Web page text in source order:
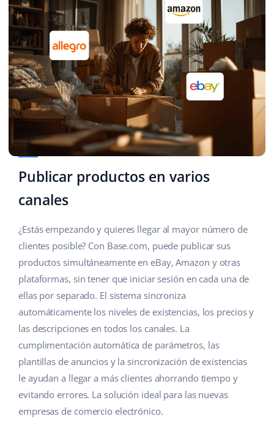
Publicar productos en varios
canales
¿Estás empezando y quieres llegar al mayor número de
clientes posible? Con Base.com, puede publicar sus
productos simultáneamente en eBay, Amazon y otras
plataformas, sin tener que iniciar sesión en cada una de
ellas por separado. El sistema sincroniza
automáticamente los niveles de existencias, los precios y
las descripciones en todos los canales. La
cumplimentación automática de parámetros, las
plantillas de anuncios y la sincronización de existencias
le ayudan a llegar a más clientes ahorrando tiempo y
evitando errores. La solución ideal para las nuevas
empresas de comercio electrónico.